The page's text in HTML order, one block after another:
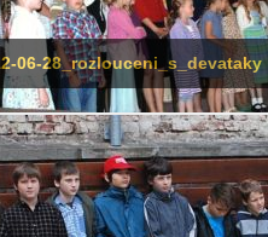
06-28_rozlouceni_s_devataky